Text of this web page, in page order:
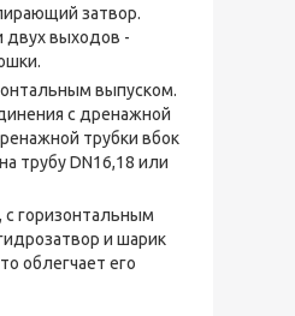
затвор.
двух выходов -
выпуском.
с дренажной
трубки вбок
трубу DN16,18 или
горизонтальным
и шарик
облегчает его